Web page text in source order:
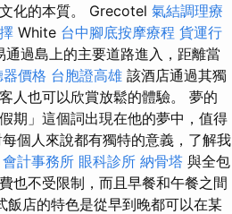
化的本質。 Grecotel 氣結調理療
White 台中腳底按摩療程 貨運行
通過島上的主要道路進入，距離當
器價格 台胞證高雄 該酒店通過其獨
人也可以欣賞放鬆的體驗。 夢的
期」這個詞出現在他的夢中，值得
個人來說都有獨特的意義，了解我
會計事務所 眼科診所 納骨塔 與全包
也不受限制，而且早餐和午餐之間
飯店的特色是從早到晚都可以在某